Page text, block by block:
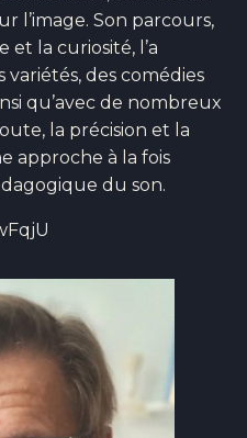
l’image. Son parcours,
la curiosité, l’a
des comédies
qu’avec de nombreux
la précision et la
approche à la fois
du son.